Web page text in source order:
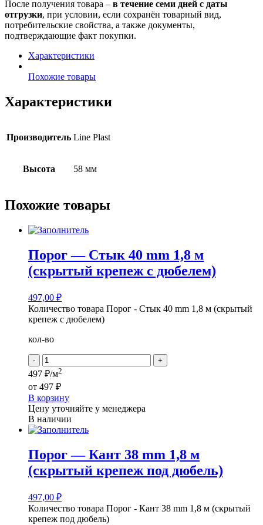
После получения товара – в течение семи дней с даты
отгрузки, при условии, если сохранён товарный вид,
потребительские свойства, а также документы,
подтверждающие факт покупки.
Характеристики
Похожие товары
Характеристики
Производитель Line Plast
Высота 58 мм
Похожие товары
Порог — Стык 40 mm 1,8 м
(скрытый крепеж с дюбелем)
497,00 ₽
Количество товара Порог - Стык 40 mm 1,8 м (скрытый
крепеж с дюбелем)
кол-во
- +
497 ₽/м2
от 497 ₽
В корзину
Цену уточняйте у менеджера
В наличии
Порог — Кант 38 mm 1,8 м
(скрытый крепеж под дюбель)
497,00 ₽
Количество товара Порог - Кант 38 mm 1,8 м (скрытый
крепеж под дюбель)